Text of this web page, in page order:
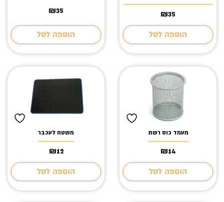
₪35
הוספה לסל
₪35
הוספה לסל
מעמד כוס רשת
₪14
הוספה לסל
משטח לעכבר
₪12
הוספה לסל